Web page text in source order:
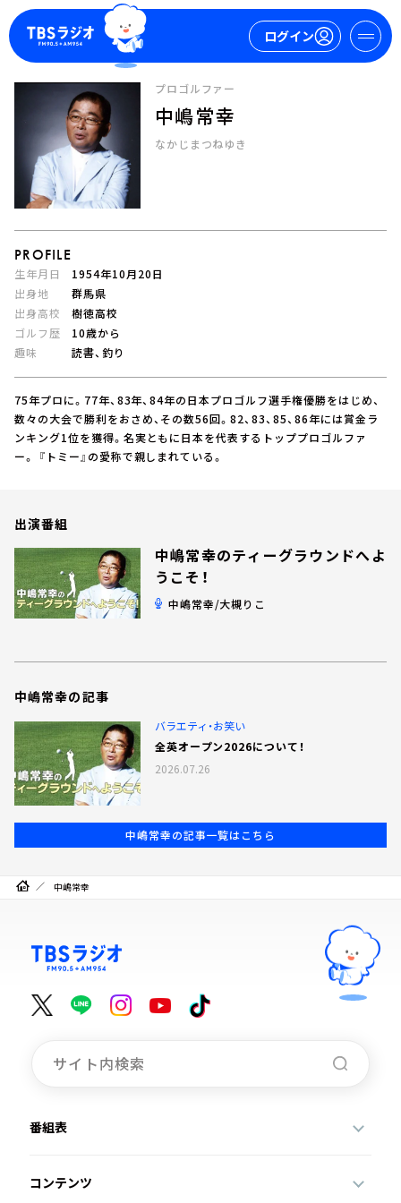
ログイン
マイページ
ログイン 新規会員登録
今日の番組表
週間番組表
お知らせ
イベント・グッズ
YouTube
プロゴルファー
中嶋常幸
なかじまつねゆき
PROFILE
生年月日
1954年10月20日
出身地
群馬県
出身高校
樹徳高校
ゴルフ歴
10歳から
趣味
読書、釣り
75年プロに。77年、83年、84年の日本プロゴルフ選手権優勝をはじめ、
数々の大会で勝利をおさめ、その数56回。82、83、85、86年には賞金ラ
ンキング1位を獲得。名実ともに日本を代表するトッププロゴルファ
ー。 『トミー』の愛称で親しまれている。
出演番組
中嶋常幸のティーグラウンドへよ
うこそ！
中嶋常幸/大槻りこ
中嶋常幸の記事
バラエティ・お笑い
全英オープン2026について！
2026.07.26
中嶋常幸の記事一覧はこちら
中嶋常幸
番組表
コンテンツ